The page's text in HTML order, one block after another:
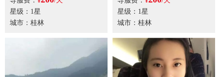
星级：1星
城市：桂林
星级：1星
城市：桂林